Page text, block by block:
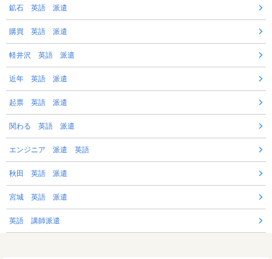
鉱石 英語 派遣
購買 英語 派遣
軽井沢 英語 派遣
近年 英語 派遣
起票 英語 派遣
関わる 英語 派遣
エンジニア 派遣 英語
秋田 英語 派遣
宮城 英語 派遣
英語 講師派遣